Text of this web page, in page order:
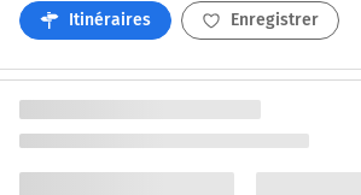
Itinéraires Enregistrer